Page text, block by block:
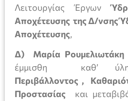
Λειτουργίας Έργων
Αποχέτευσης της Δ/νσης
Αποχέτευσης,
Δ) Μαρία
έμμισθη καθ’
Περιβάλλοντος ,
Προστασίας
και